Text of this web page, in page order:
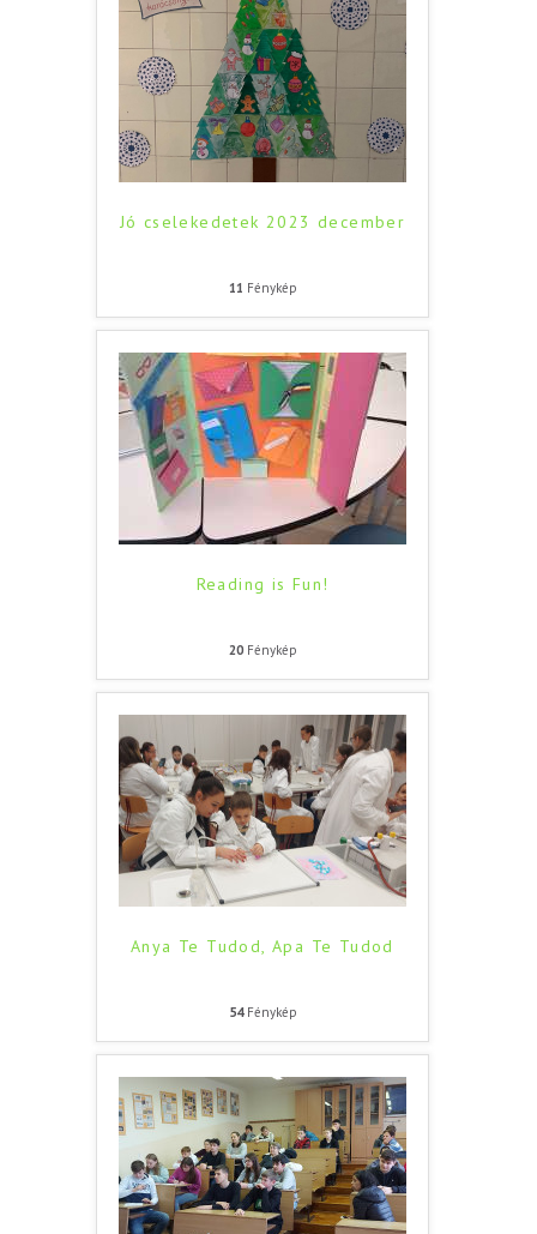
Jó cselekedetek 2023 december
11 Fénykép
Reading is Fun!
20Fénykép
Anya Te Tudod, Apa Te Tudod
54Fénykép